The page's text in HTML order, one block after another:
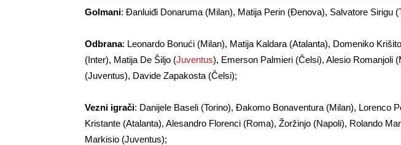
Golmani: Đanluiđi Donaruma (Milan), Matija Perin (Đenova), Salvatore Sirigu
Odbrana: Leonardo Bonući (Milan), Matija Kaldara (Atalanta), Domeniko
(Inter), Matija De Šiljo (Juventus), Emerson Palmieri (Čelsi), Alesio Romanjoli
(Juventus), Davide Zapakosta (Čelsi);
Vezni igrači: Danijele Baseli (Torino), Đakomo Bonaventura (Milan), Lorenco
Kristante (Atalanta), Alesandro Florenci (Roma), Žoržinjo (Napoli), Rolando
Markisio (Juventus);